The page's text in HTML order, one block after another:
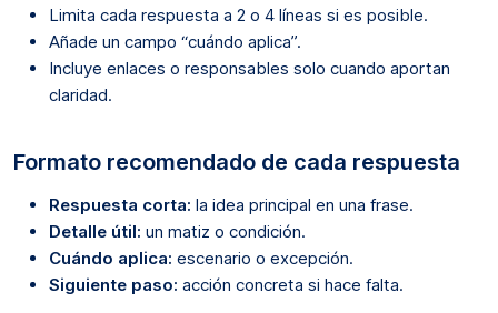
Limita cada respuesta a 2 o 4 líneas si es posible.
Añade un campo “cuándo aplica”.
Incluye enlaces o responsables solo cuando aportan
claridad.
Formato recomendado de cada respuesta
Respuesta corta: la idea principal en una frase.
Detalle útil: un matiz o condición.
Cuándo aplica: escenario o excepción.
Siguiente paso: acción concreta si hace falta.